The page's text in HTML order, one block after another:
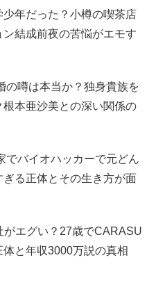
年だった？小樽の喫茶店
結成前夜の苦悩がエモす
の噂は本当か？独身貴族を
本亜沙美との深い関係の
でバイオハッカーで元どん
る正体とその生き方が面
がエグい？27歳でCARASU
と年収3000万説の真相